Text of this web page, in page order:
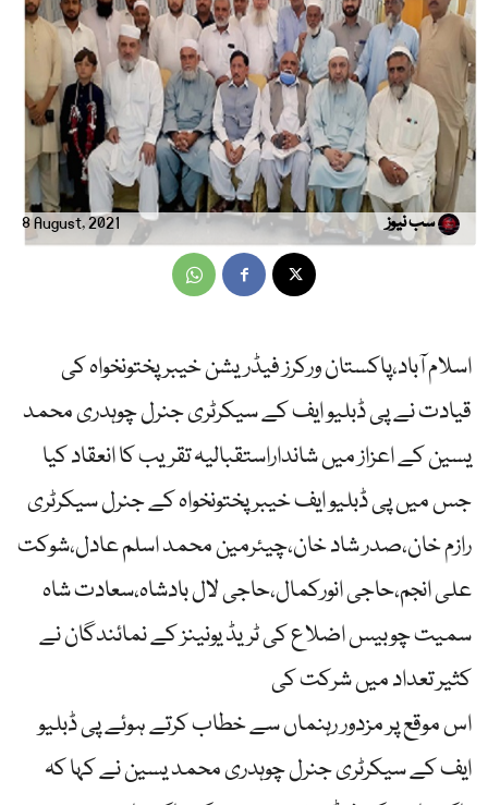
8 August, 2021 سب نیوز
اسلام آباد،پاکستان ورکرز فیڈریشن خیبرپختونخواہ کی
قیادت نے پی ڈبلیو ایف کے سیکرٹری جنرل چوہدری محمد
یسین کے اعزاز میں شانداراستقبالیہ تقریب کا انعقاد کیا
جس میں پی ڈبلیو ایف خیبرپختونخواہ کے جنرل سیکرٹری
رازم خان،صدر شاد خان،چیئرمین محمد اسلم عادل،شوکت
علی انجم،حاجی انورکمال،حاجی لال بادشاہ،سعادت شاہ
سمیت چوبیس اضلاع کی ٹریڈ یونینز کے نمائندگان نے
کثیر تعداد میں شرکت کی
اس موقع پر مزدور رہنماں سے خطاب کرتے ہوئے پی ڈبلیو
ایف کے سیکرٹری جنرل چوہدری محمد یسین نے کہا کہ